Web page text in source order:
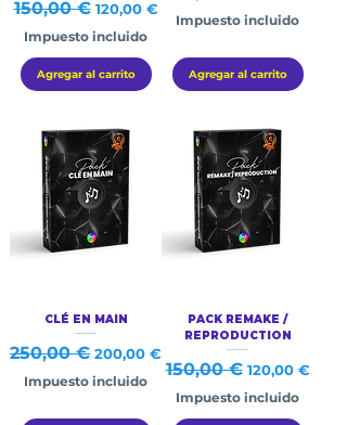
Precio
150,00 € Precio de oferta
120,00 €
Impuesto incluido
Agregar al carrito
Impuesto incluido
Agregar al carrito
CLÉ EN MAIN
Precio
250,00 € Precio de oferta
200,00 €
Impuesto incluido
PACK REMAKE /
REPRODUCTION
Precio
150,00 € Precio de
120,00 €
Impuesto incluido